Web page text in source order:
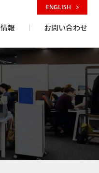
報 お問い合わせ
ENGLISH